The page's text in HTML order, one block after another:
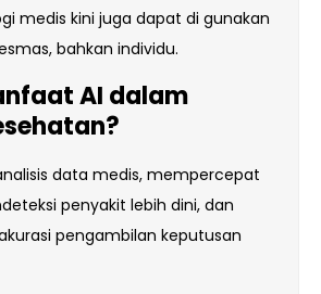
medis kini juga dapat di gunakan
bahkan individu.
AI dalam
data medis, mempercepat
penyakit lebih dini, dan
pengambilan keputusan